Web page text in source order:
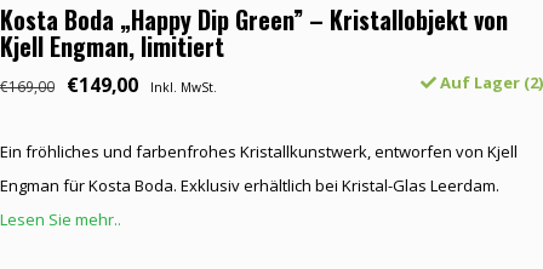
Kosta Boda „Happy Dip Green” – Kristallobjekt von
Kjell Engman, limitiert
€169,00 €149,00 Inkl. MwSt. Auf Lager (2)
Ein fröhliches und farbenfrohes Kristallkunstwerk, entworfen von Kjell
Engman für Kosta Boda. Exklusiv erhältlich bei Kristal-Glas Leerdam.
Lesen Sie mehr..